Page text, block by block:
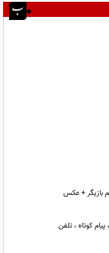
بازیگر + عکس
کوتاه ، تلفن